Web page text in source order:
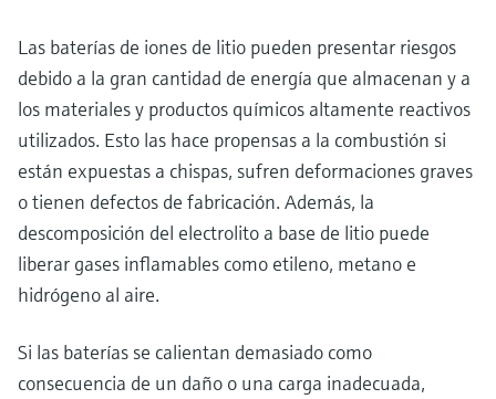
Las baterías de iones de litio pueden presentar riesgos
debido a la gran cantidad de energía que almacenan y a
los materiales y productos químicos altamente reactivos
utilizados. Esto las hace propensas a la combustión si
están expuestas a chispas, sufren deformaciones graves
o tienen defectos de fabricación. Además, la
descomposición del electrolito a base de litio puede
liberar gases inflamables como etileno, metano e
hidrógeno al aire.
Si las baterías se calientan demasiado como
consecuencia de un daño o una carga inadecuada,